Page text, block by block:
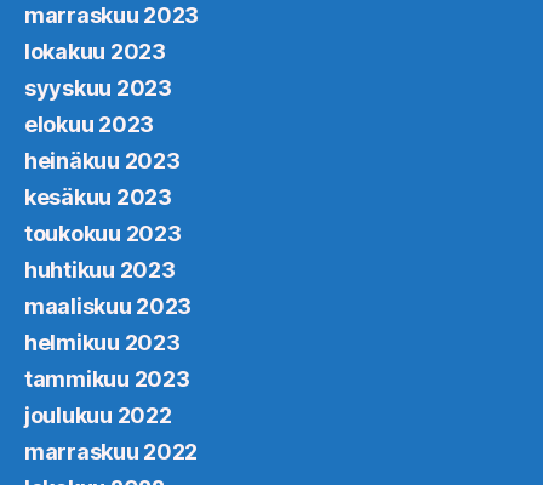
marraskuu 2023
lokakuu 2023
syyskuu 2023
elokuu 2023
heinäkuu 2023
kesäkuu 2023
toukokuu 2023
huhtikuu 2023
maaliskuu 2023
helmikuu 2023
tammikuu 2023
joulukuu 2022
marraskuu 2022